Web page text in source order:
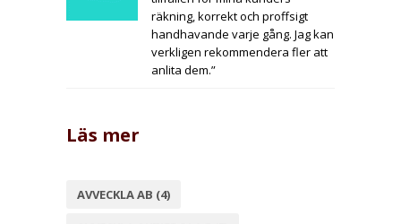
räkning, korrekt och proffsigt
handhavande varje gång. Jag kan
verkligen rekommendera fler att
anlita dem.”
Läs mer
AVVECKLA AB (4)